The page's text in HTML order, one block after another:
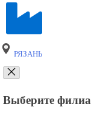
РЯЗАНЬ
Выберите